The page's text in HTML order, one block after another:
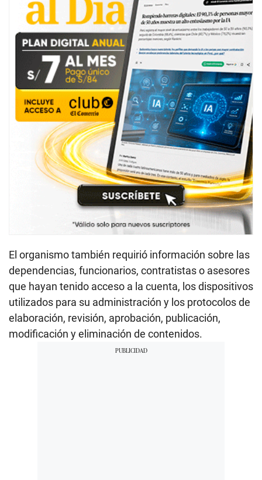
El organismo también requirió información sobre las
dependencias, funcionarios, contratistas o asesores
que hayan tenido acceso a la cuenta, los dispositivos
utilizados para su administración y los protocolos de
elaboración, revisión, aprobación, publicación,
modificación y eliminación de contenidos.